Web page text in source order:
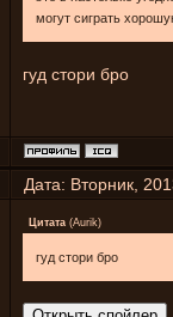
могут сиграть
гуд стори бро
Дата: Вторник,
Цитата (Aurik)
гуд стори бро